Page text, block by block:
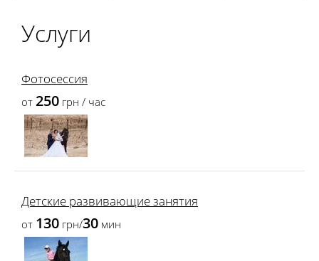
Услуги
Фотосессия
от 250 грн / час
Детские развивающие занятия
от 130 грн/30 мин